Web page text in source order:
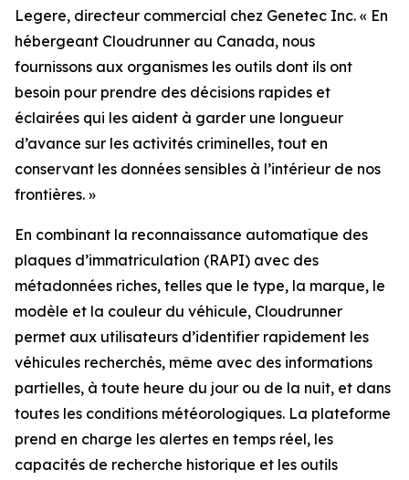
Legere, directeur commercial chez Genetec Inc. « En
hébergeant Cloudrunner au Canada, nous
fournissons aux organismes les outils dont ils ont
besoin pour prendre des décisions rapides et
éclairées qui les aident à garder une longueur
d’avance sur les activités criminelles, tout en
conservant les données sensibles à l’intérieur de nos
frontières. »
En combinant la reconnaissance automatique des
plaques d’immatriculation (RAPI) avec des
métadonnées riches, telles que le type, la marque, le
modèle et la couleur du véhicule, Cloudrunner
permet aux utilisateurs d’identifier rapidement les
véhicules recherchés, même avec des informations
partielles, à toute heure du jour ou de la nuit, et dans
toutes les conditions météorologiques. La plateforme
prend en charge les alertes en temps réel, les
capacités de recherche historique et les outils